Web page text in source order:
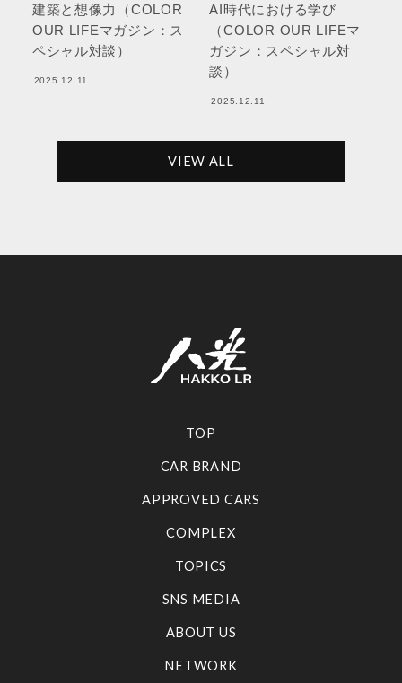
建築と想像力（COLOR
OUR LIFEマガジン：ス
ペシャル対談）
2025.12.11
AI時代における学び
（COLOR OUR LIFEマ
ガジン：スペシャル対
談）
2025.12.11
VIEW ALL
TOP
CAR BRAND
APPROVED CARS
COMPLEX
TOPICS
SNS MEDIA
ABOUT US
NETWORK